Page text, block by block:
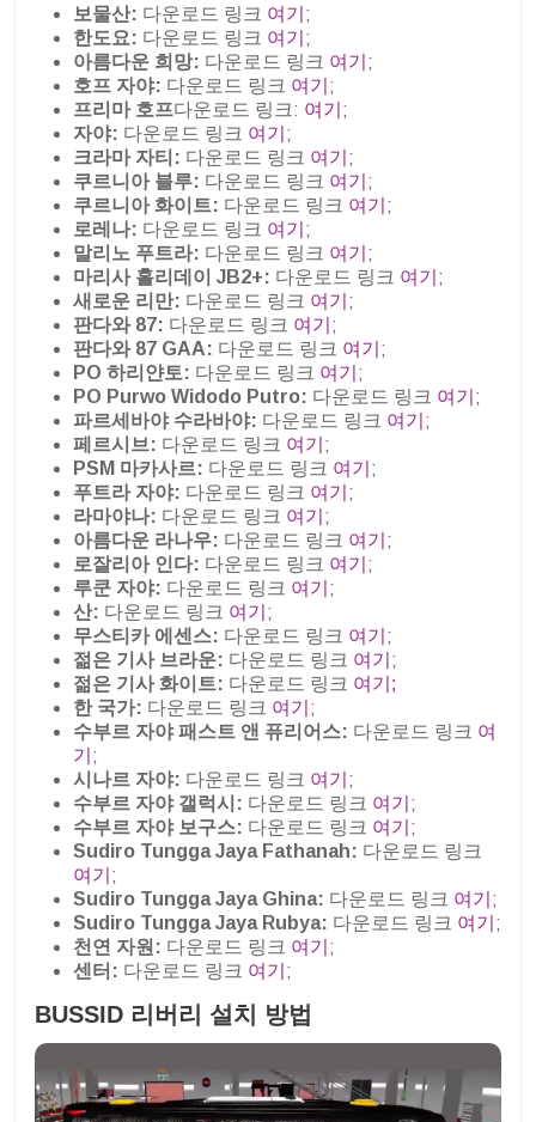
보물산: 다운로드 링크 여기 ;
한도요: 다운로드 링크 여기 ;
아름다운 희망: 다운로드 링크 여기 ;
호프 자야: 다운로드 링크 여기 ;
프리마 호프다운로드 링크: 여기 ;
자야: 다운로드 링크 여기 ;
크라마 자티: 다운로드 링크 여기 ;
쿠르니아 블루: 다운로드 링크 여기 ;
쿠르니아 화이트: 다운로드 링크 여기 ;
로레나: 다운로드 링크 여기 ;
말리노 푸트라: 다운로드 링크 여기 ;
마리사 홀리데이 JB2+: 다운로드 링크 여기 ;
새로운 리만: 다운로드 링크 여기 ;
판다와 87: 다운로드 링크 여기 ;
판다와 87 GAA: 다운로드 링크 여기 ;
PO 하리얀토: 다운로드 링크 여기 ;
PO Purwo Widodo Putro: 다운로드 링크 여기 ;
파르세바야 수라바야: 다운로드 링크 여기 ;
페르시브: 다운로드 링크 여기 ;
PSM 마카사르: 다운로드 링크 여기 ;
푸트라 자야: 다운로드 링크 여기 ;
라마야나: 다운로드 링크 여기 ;
아름다운 라나우: 다운로드 링크 여기 ;
로잘리아 인다: 다운로드 링크 여기 ;
루쿤 자야: 다운로드 링크 여기 ;
산: 다운로드 링크 여기 ;
무스티카 에센스: 다운로드 링크 여기 ;
젊은 기사 브라운: 다운로드 링크 여기 ;
젊은 기사 화이트: 다운로드 링크 여기;
한 국가: 다운로드 링크 여기 ;
수부르 자야 패스트 앤 퓨리어스: 다운로드 링크 여
기 ;
시나르 자야: 다운로드 링크 여기 ;
수부르 자야 갤럭시: 다운로드 링크 여기 ;
수부르 자야 보구스: 다운로드 링크 여기 ;
Sudiro Tungga Jaya Fathanah: 다운로드 링크
여기 ;
Sudiro Tungga Jaya Ghina: 다운로드 링크 여기 ;
Sudiro Tungga Jaya Rubya: 다운로드 링크 여기 ;
천연 자원: 다운로드 링크 여기 ;
센터: 다운로드 링크 여기 ;
BUSSID 리버리 설치 방법